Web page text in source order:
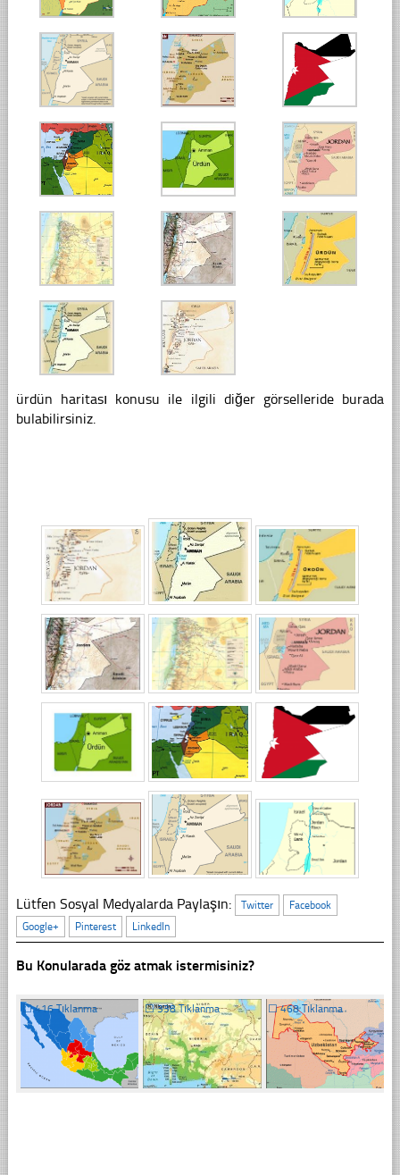
ürdün haritası konusu ile ilgili diğer görselleride burada
bulabilirsiniz.
Lütfen Sosyal Medyalarda Paylaşın: Twitter
Facebook
Google+
Pinterest LinkedIn
Bu Konularada göz atmak istermisiniz?
☐416 Tıklanma ☐338 Tıklanma ☐468 Tıklanma